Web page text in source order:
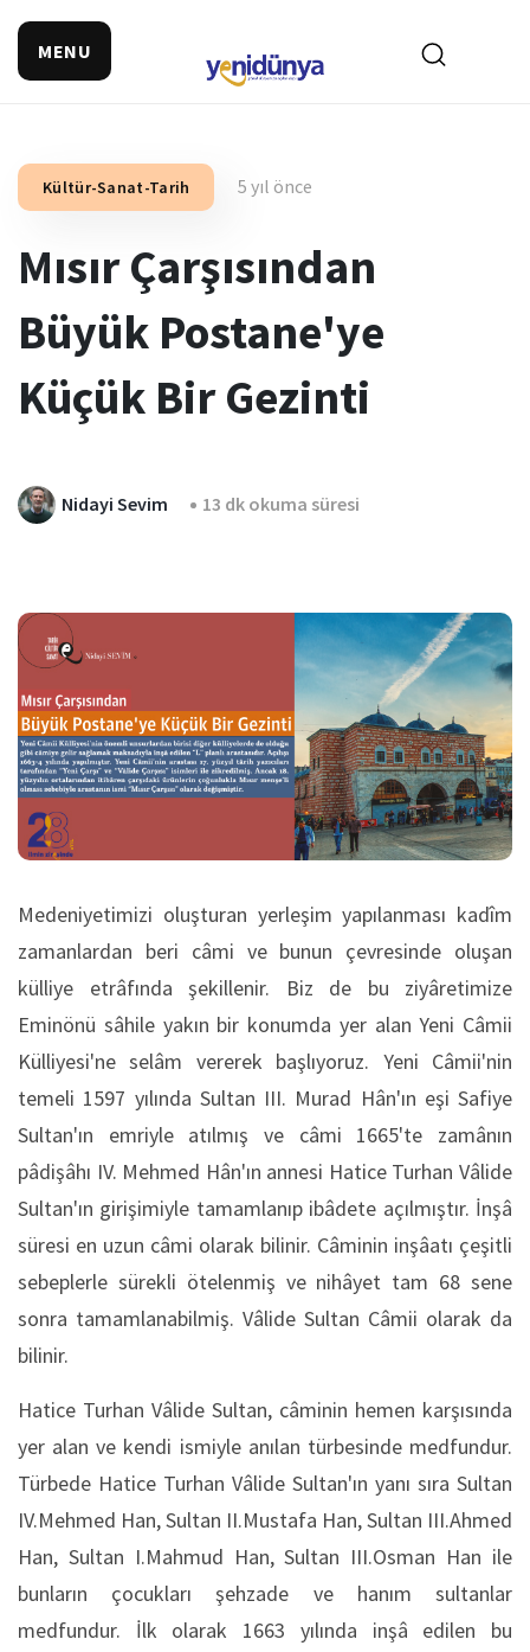
MENU
Kültür-Sanat-Tarih 5 yıl önce
Mısır Çarşısından
Büyük Postane'ye
Küçük Bir Gezinti
Nidayi Sevim 13 dk okuma süresi
Medeniyetimizi oluşturan yerleşim yapılanması kadîm
zamanlardan beri câmi ve bunun çevresinde oluşan
külliye etrâfında şekillenir. Biz de bu ziyâretimize
Eminönü sâhile yakın bir konumda yer alan Yeni Câmii
Külliyesi'ne selâm vererek başlıyoruz. Yeni Câmii'nin
temeli 1597 yılında Sultan III. Murad Hân'ın eşi Safiye
Sultan'ın emriyle atılmış ve câmi 1665'te zamânın
pâdişâhı IV. Mehmed Hân'ın annesi Hatice Turhan Vâlide
Sultan'ın girişimiyle tamamlanıp ibâdete açılmıştır. İnşâ
süresi en uzun câmi olarak bilinir. Câminin inşâatı çeşitli
sebeplerle sürekli ötelenmiş ve nihâyet tam 68 sene
sonra tamamlanabilmiş. Vâlide Sultan Câmii olarak da
bilinir.
Hatice Turhan Vâlide Sultan, câminin hemen karşısında
yer alan ve kendi ismiyle anılan türbesinde medfundur.
Türbede Hatice Turhan Vâlide Sultan'ın yanı sıra Sultan
IV.Mehmed Han, Sultan II.Mustafa Han, Sultan III.Ahmed
Han, Sultan I.Mahmud Han, Sultan III.Osman Han ile
bunların çocukları şehzade ve hanım sultanlar
medfundur. İlk olarak 1663 yılında inşâ edilen bu